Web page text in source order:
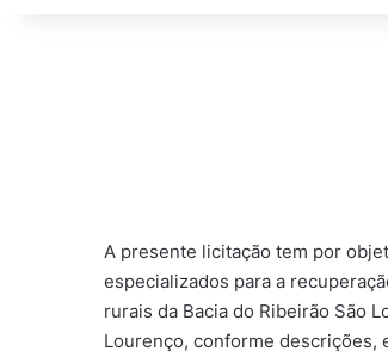
A presente licitação tem por
especializados para a
rurais da Bacia do Ribeirão São
Lourenço, conforme descrições,